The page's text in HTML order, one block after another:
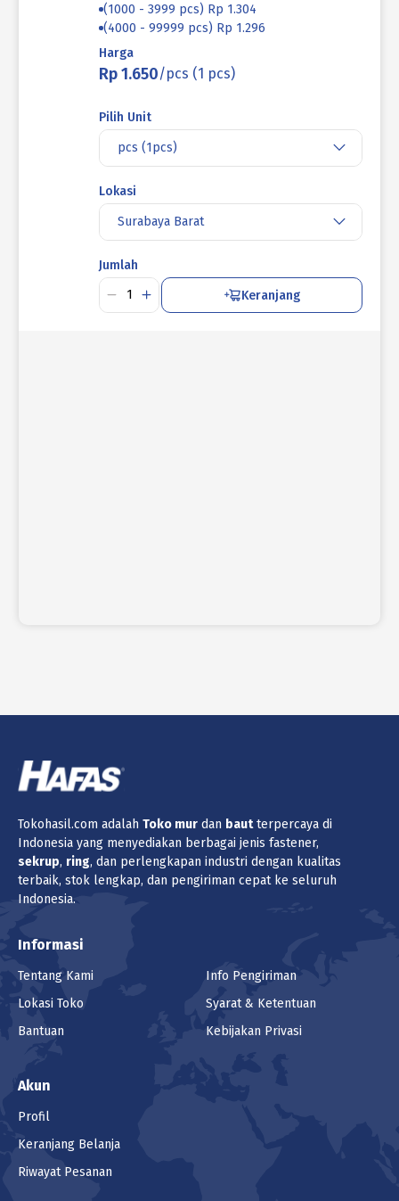
(1000 - 3999 pcs) Rp 1.304
(4000 - 99999 pcs) Rp 1.296
Harga
Rp 1.650/pcs (1 pcs)
Pilih Unit
pcs (1pcs)
Lokasi
Surabaya Barat
Jumlah
Keranjang
Tokohasil.com adalah Toko mur dan bautterpercaya di
Indonesia yang menyediakan berbagai jenis fastener,
sekrup, ring, dan perlengkapan industri dengan kualitas
terbaik, stok lengkap, dan pengiriman cepat ke seluruh
Indonesia.
Informasi
Tentang Kami
Lokasi Toko
Bantuan
Info Pengiriman
Syarat & Ketentuan
Kebijakan Privasi
Akun
Profil
Keranjang Belanja
Riwayat Pesanan